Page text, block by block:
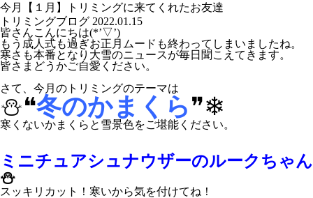
今月【１月】トリミングに来てくれたお友達
トリミングブログ 2022.01.15
皆さんこんにちは(*’▽’)
もう成人式も過ぎお正月ムードも終わってしまいましたね。
寒さも本番となり大雪のニュースが毎日聞こえてきます。
皆さまどうかご自愛ください。
さて、今月のトリミングのテーマは
⛄❝冬のかまくら❞❄
寒くないかまくらと雪景色をご堪能ください。
ミニチュアシュナウザーのルークちゃん
⛄
スッキリカット！寒いから気を付けてね！